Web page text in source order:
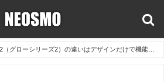
（グローシリーズ2）の違いはデザインだけで機能面